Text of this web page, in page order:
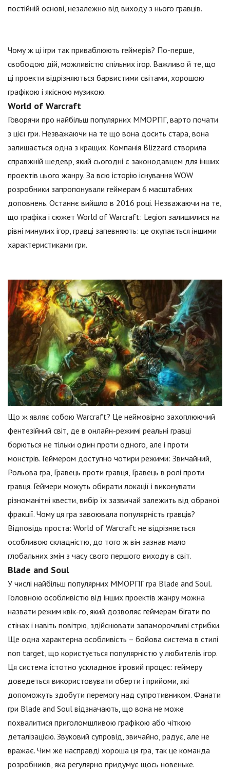
постійній основі, незалежно від виходу з нього гравців.
Чому ж ці ігри так приваблюють геймерів? По-перше,
свободою дій, можливістю спільних ігор. Важливо й те, що
ці проекти відрізняються барвистими світами, хорошою
графікою і якісною музикою.
World of Warcraft
Говорячи про найбільш популярних ММОРПГ, варто почати
з цієї гри. Незважаючи на те що вона досить стара, вона
залишається одна з кращих. Компанія Blizzard створила
справжній шедевр, який сьогодні є законодавцем для інших
проектів цього жанру. За всю історію існування WOW
розробники запропонували геймерам 6 масштабних
доповнень. Останнє вийшло в 2016 році. Незважаючи на те,
що графіка і сюжет World of Warcraft: Legion залишилися на
рівні минулих ігор, гравці запевняють: це окупається іншими
характеристиками гри.
Що ж являє собою Warcraft? Це неймовірно захоплюючий
фентезійний світ, де в онлайн-режимі реальні гравці
борються не тільки один проти одного, але і проти
монстрів. Геймером доступно чотири режими: Звичайний,
Рольова гра, Гравець проти гравця, Гравець в ролі проти
гравця. Геймери можуть обирати локації і виконувати
різноманітні квести, вибір їх зазвичай залежить від обраної
фракції. Чому ця гра завоювала популярність гравців?
Відповідь проста: World of Warcraft не відрізняється
особливою складністю, до того ж він зазнав мало
глобальних змін з часу свого першого виходу в світ.
Blade and Soul
У числі найбільш популярних ММОРПГ гра Blade and Soul.
Головною особливістю від інших проектів жанру можна
назвати режим квік-го, який дозволяє геймерам бігати по
стінах і навіть повітрю, здійснювати запаморочливі стрибки.
Ще одна характерна особливість – бойова система в стилі
non target, що користується популярністю у любителів ігор.
Ця система істотно ускладнює ігровий процес: геймеру
доведеться використовувати оберти і прийоми, які
допоможуть здобути перемогу над супротивником. Фанати
гри Blade and Soul відзначають, що вона не може
похвалитися приголомшливою графікою або чіткою
деталізацією. Звуковий супровід, звичайно, радує, але не
вражає. Чим же насправді хороша ця гра, так це команда
розробників, яка регулярно придумує щось новеньке.